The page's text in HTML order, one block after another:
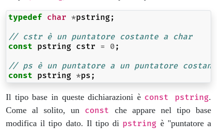
typedef char *pstring;
// cstr è un puntatore costante a char
const pstring cstr = 0 ;
// ps è un puntatore a un puntatore
const pstring *ps ;
Il tipo base in queste dichiarazioni è const pstring.
Come al solito, un const che appare nel tipo base
modifica il tipo dato. Il tipo di pstring è "puntatore a